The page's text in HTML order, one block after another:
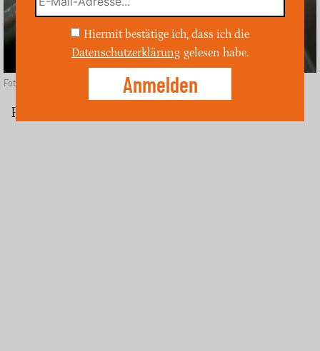
Foto: Depositphotos
Fürth (ost)
Hiermit bestätige ich, dass ich die
Datenschutzerklärung gelesen habe.